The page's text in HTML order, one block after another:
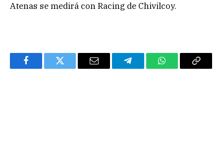
Atenas se medirá con Racing de Chivilcoy.
FacebookTwitter Email TelegramWhatsAppCopy